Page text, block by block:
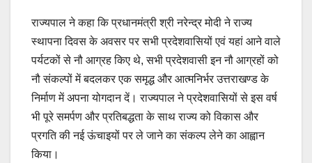
राज्यपाल ने कहा कि प्रधानमंत्री श्री नरेन्द्र मोदी ने राज्य
स्थापना दिवस के अवसर पर सभी प्रदेशवासियों एवं यहां आने वाले
पर्यटकों से नौ आग्रह किए थे, सभी प्रदेशवासी इन नौ आग्रहों को
नौ संकल्पों में बदलकर एक समृद्ध और आत्मनिर्भर उत्तराखण्ड के
निर्माण में अपना योगदान दें। राज्यपाल ने प्रदेशवासियों से इस वर्ष
भी पूरे समर्पण और प्रतिबद्धता के साथ राज्य को विकास और
प्रगति की नई ऊंचाइयों पर ले जाने का संकल्प लेने का आह्वान
किया।